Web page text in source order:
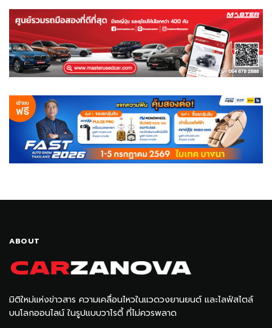
ABOUT
มิติใหม่แห่งข่าวสาร ความเคลื่อนไหวในแวดวงยานยนต์ และไลฟ์สไตล์
บนโลกออนไลน์ ในรูปแบบวาไรตี้ ที่ไม่ควรพลาด